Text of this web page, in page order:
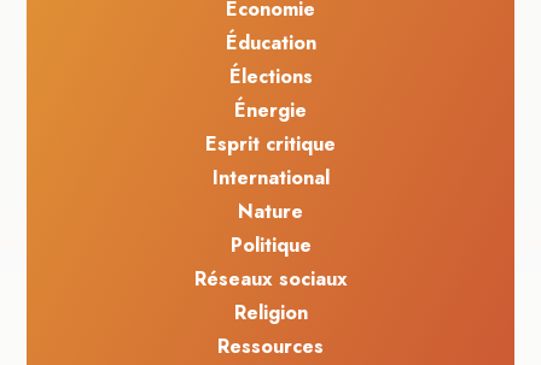
Économie
Éducation
Élections
Énergie
Esprit critique
International
Nature
Politique
Réseaux sociaux
Religion
Ressources